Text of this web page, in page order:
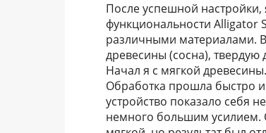
После успешной
функциональности Alligator
различными материалами. В
древесины (сосна),
Начал я с мягкой
Обработка прошла быстро и
устройство показало себя
немного большим усилием.